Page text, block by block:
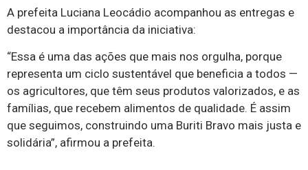
A prefeita Luciana Leocádio acompanhou as entregas e
destacou a importância da iniciativa:
“Essa é uma das ações que mais nos orgulha, porque
representa um ciclo sustentável que beneficia a todos —
os agricultores, que têm seus produtos valorizados, e as
famílias, que recebem alimentos de qualidade. É assim
que seguimos, construindo uma Buriti Bravo mais justa e
solidária”, afirmou a prefeita.